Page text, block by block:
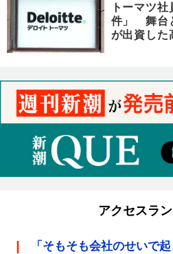
トーマツ
件」 舞台
が出資した
アクセスラ
「そもそも会社のせいで